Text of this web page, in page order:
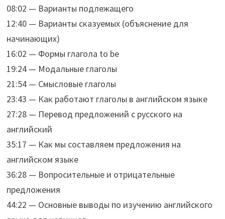
08:02 — Варианты подлежащего
12:40 — Варианты сказуемых (объяснение для
начинающих)
16:02 — Формы глагола to be
19:24 — Модальные глаголы
21:54 — Смысловые глаголы
23:43 — Как работают глаголы в английском языке
27:28 — Перевод предложений с русского на
английский
35:17 — Как мы составляем предложения на
английском языке
36:28 — Вопросительные и отрицательные
предложения
44:22 — Основные выводы по изучению английского